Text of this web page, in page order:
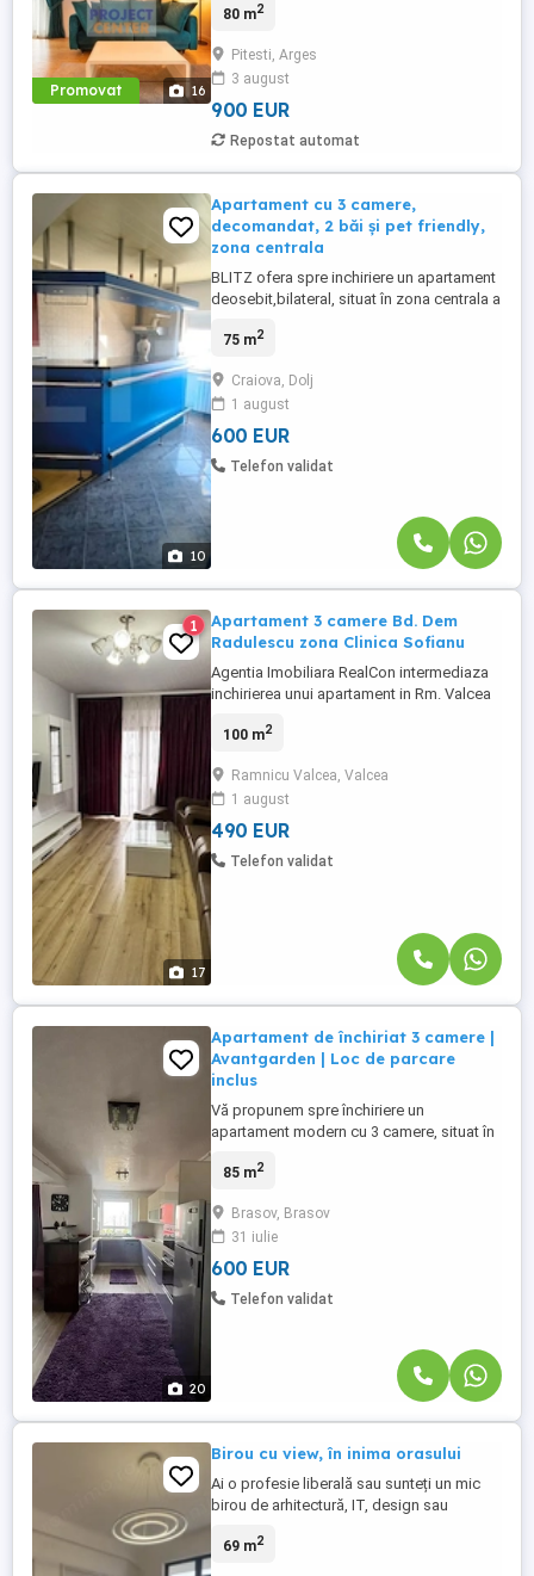
Promovat 16
este una practica, decomandata: living cu
baie proprie, dormitor, hol si baie. Dipune
de incalzire in pardoseala si aer
conditionat. Se inchiriaza ...
80 m2
Pitesti, Arges
3 august
900 EUR
Repostat automat
10
Apartament cu 3 camere,
decomandat, 2 băi și pet friendly,
zona centrala
BLITZ ofera spre inchiriere un apartament
deosebit,bilateral, situat în zona centrala a
spațiul generos și o locație excelentă.
intimitate și funcționalitate, fiind ideală
atât pentru o familie, cât și pentru cei care
își doresc ...
75 m2
Craiova, Dolj
1 august
600 EUR
Telefon validat
17
1
Apartament 3 camere Bd. Dem
Radulescu zona Clinica Sofianu
Agentia Imobiliara RealCon intermediaza
inchirierea unui apartament in Rm. Valcea
foarte aproape de Clinica Sofianu, bloc
parcare bariera cu telecomanda, compus
din trei camere, in suprafata totala de 115
mp. baie, doua balcoane, ...
100 m2
Ramnicu Valcea, Valcea
1 august
490 EUR
Telefon validat
20
Apartament de închiriat 3 camere |
Avantgarden | Loc de parcare
inclus
Vă propunem spre închiriere un
apartament modern cu 3 camere, situat în
dintre cele mai apreciate zone rezidențiale
cu bun gust, apartamentul este ideal
pentru o familie sau pentru persoane care
își doresc confort, liniște ...
85 m2
Brasov, Brasov
31 iulie
600 EUR
Telefon validat
Birou cu view, în inima orasului
Ai o profesie liberală sau sunteți un mic
birou de arhitectură, IT, design sau
Apartamentul este scăldat în lumină, bine
69 m2